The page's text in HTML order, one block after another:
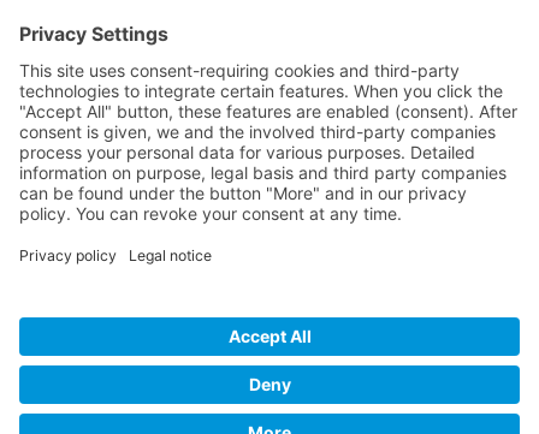
ΟΔΗΓΟΣ ΜΕΓΕΘΩΝ
Camper Οδηγός Μεγεθών
ΤΕΧΝΟΛΟΓΙΑ
Cash
On
TransferCard